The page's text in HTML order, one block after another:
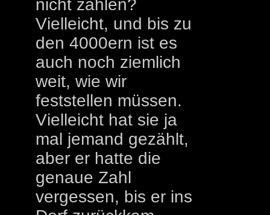
nicht zählen?
Vielleicht, und bis zu
den 4000ern ist es
auch noch ziemlich
weit, wie wir
feststellen müssen.
Vielleicht hat sie ja
mal jemand gezählt,
aber er hatte die
genaue Zahl
vergessen, bis er ins